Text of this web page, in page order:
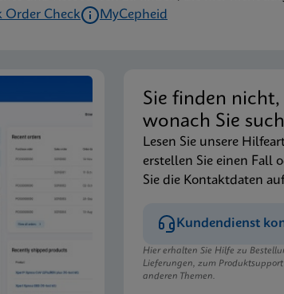
Order Check MyCepheid
Sie finden nicht,
wonach Sie
Lesen Sie unsere
erstellen Sie einen Fall
Sie die Kontaktdaten
Kundendienst
Hier erhalten Sie Hilfe zu
Lieferungen, zum
anderen Themen.